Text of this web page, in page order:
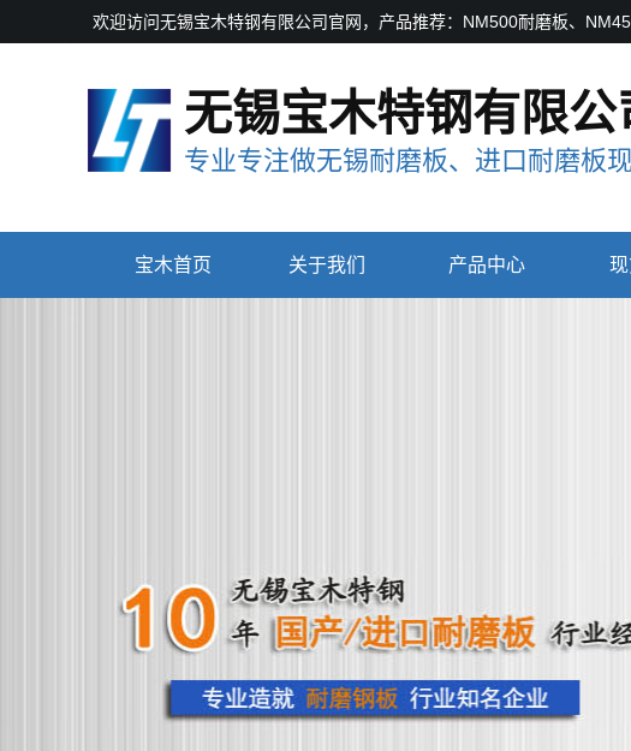
欢迎访问无锡宝木特钢有限公司官网，产品推荐：NM500耐磨板、
无锡宝木特钢有限公
专业专注做无锡耐磨板、进口耐磨板
宝木首页 关于我们 产品中心